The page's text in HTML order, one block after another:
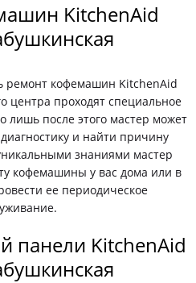
KitchenAid
ремонт кофемашин KitchenAid
центра проходят специальное
лишь после этого мастер может
и найти причину
знаниями мастер
кофемашины у вас дома или в
ее периодическое
панели KitchenAid